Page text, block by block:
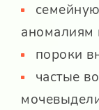
аномалиям
пороки
частые